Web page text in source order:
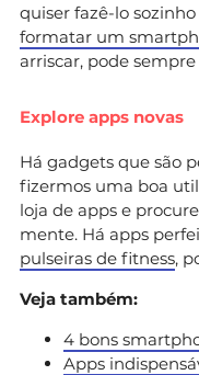
quiser fazê-lo
formatar um
arriscar, pode
Explore apps novas
Há gadgets que são
fizermos uma boa
loja de apps e
mente. Há apps
pulseiras de fitness,
Veja também:
4 bons
Apps